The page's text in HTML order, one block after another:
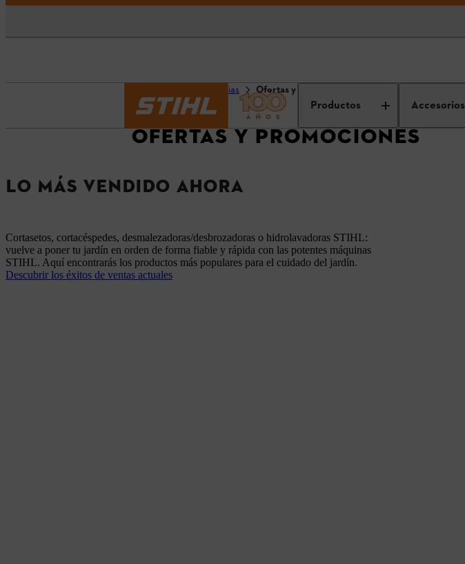
Productos Accesorios
Noticias Ofertas y Promociones
OFERTAS Y PROMOCIONES
LO MÁS VENDIDO AHORA
Cortasetos, cortacéspedes, desmalezadoras/desbrozadoras o hidrolavadoras STIHL:
vuelve a poner tu jardín en orden de forma fiable y rápida con las potentes máquinas
STIHL. Aquí encontrarás los productos más populares para el cuidado del jardín.
Descubrir los éxitos de ventas actuales